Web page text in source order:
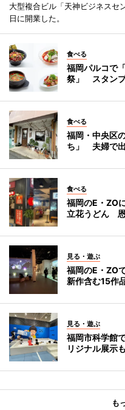
大型複合ビル「天神ビジネスセ
日に開業した。
食べる
福岡パルコで
祭」 スタン
食べる
福岡・中央区
ち」 夫婦で
食べる
福岡のE・ZO
立花うどん 恩
見る・遊ぶ
福岡のE・ZO
新作含む15作
見る・遊ぶ
福岡市科学館
リジナル展示も
も